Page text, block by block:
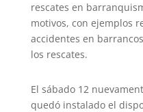
rescates en
motivos, con ejemplos
accidentes en
los rescates.
El sábado 12
quedó instalado el